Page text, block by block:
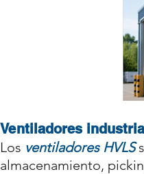
​Ventiladores
Los ventiladores HVLS
almacenamiento,